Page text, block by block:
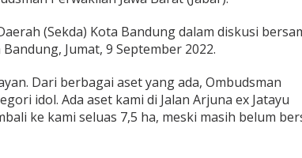
(Sekda) Kota Bandung dalam diskusi
Jumat, 9 September 2022.
Dari berbagai aset yang ada, Ombudsman
idol. Ada aset kami di Jalan Arjuna ex Jatayu
ke kami seluas 7,5 ha, meski masih belum